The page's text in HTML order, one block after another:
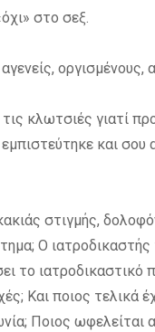
στο σεξ.
οργισμένους,
κλωτσιές γιατί
και
στιγμής,
Ο
ιατροδικαστικό
Και ποιος τελικά
Ποιος